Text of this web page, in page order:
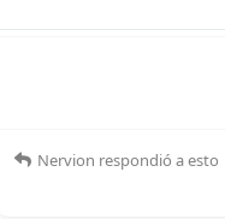
Nervion respondió a esto